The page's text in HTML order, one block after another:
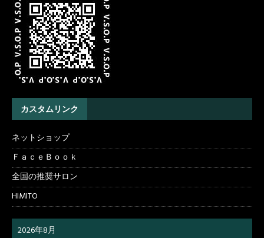
カスタムリンク
ネットショップ
ＦａｃｅＢｏｏｋ
全国の推奨サロン
HIMITO
2026年8月